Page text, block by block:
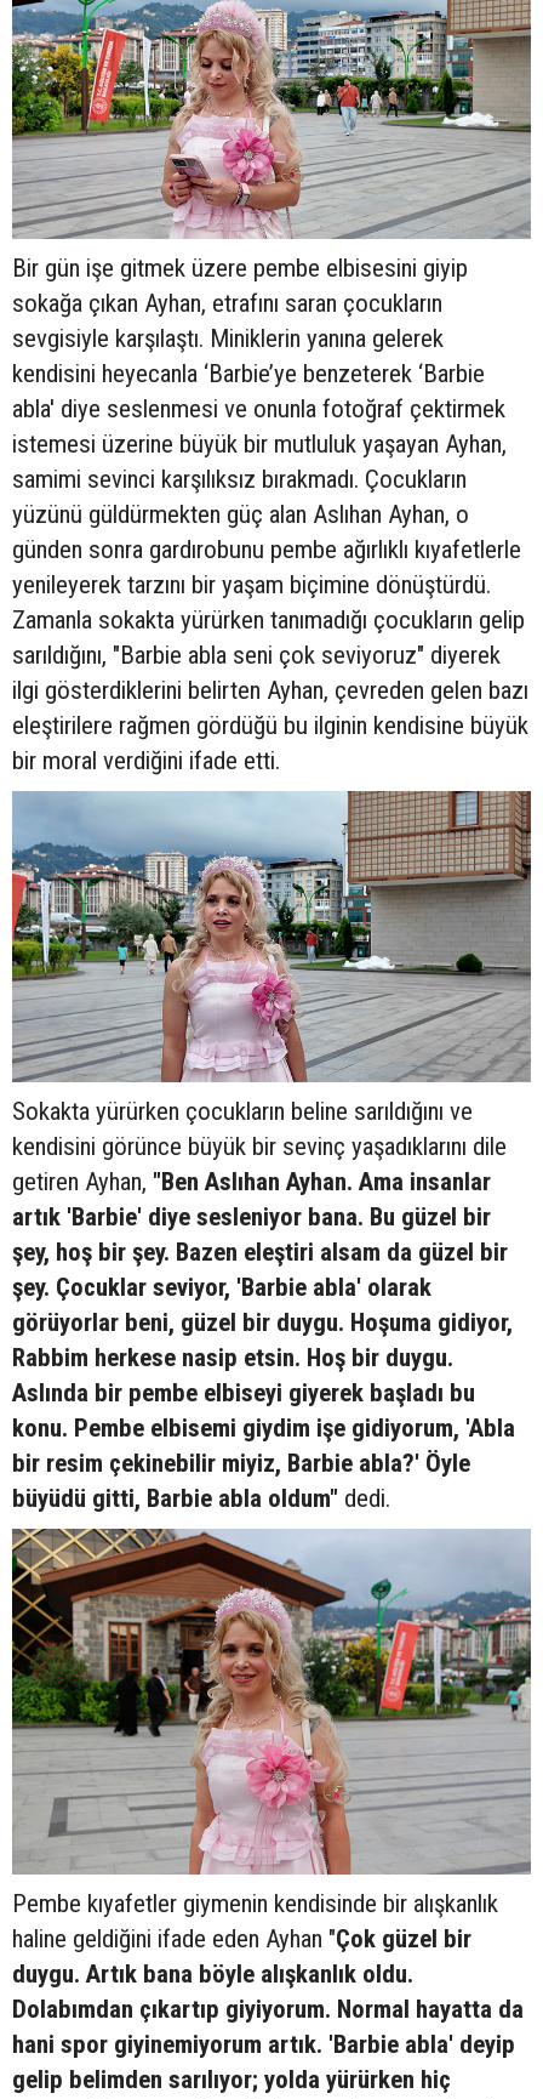
Bir gün işe gitmek üzere pembe elbisesini giyip
sokağa çıkan Ayhan, etrafını saran çocukların
sevgisiyle karşılaştı. Miniklerin yanına gelerek
kendisini heyecanla ‘Barbie’ye benzeterek ‘Barbie
abla' diye seslenmesi ve onunla fotoğraf çektirmek
istemesi üzerine büyük bir mutluluk yaşayan Ayhan,
samimi sevinci karşılıksız bırakmadı. Çocukların
yüzünü güldürmekten güç alan Aslıhan Ayhan, o
günden sonra gardırobunu pembe ağırlıklı kıyafetlerle
yenileyerek tarzını bir yaşam biçimine dönüştürdü.
Zamanla sokakta yürürken tanımadığı çocukların gelip
sarıldığını, "Barbie abla seni çok seviyoruz" diyerek
ilgi gösterdiklerini belirten Ayhan, çevreden gelen bazı
eleştirilere rağmen gördüğü bu ilginin kendisine büyük
bir moral verdiğini ifade etti.
Sokakta yürürken çocukların beline sarıldığını ve
kendisini görünce büyük bir sevinç yaşadıklarını dile
getiren Ayhan, "Ben Aslıhan Ayhan. Ama insanlar
artık 'Barbie' diye sesleniyor bana. Bu güzel bir
şey, hoş bir şey. Bazen eleştiri alsam da güzel bir
şey. Çocuklar seviyor, 'Barbie abla' olarak
görüyorlar beni, güzel bir duygu. Hoşuma gidiyor,
Rabbim herkese nasip etsin. Hoş bir duygu.
Aslında bir pembe elbiseyi giyerek başladı bu
konu. Pembe elbisemi giydim işe gidiyorum, 'Abla
bir resim çekinebilir miyiz, Barbie abla?' Öyle
büyüdü gitti, Barbie abla oldum" dedi.
Pembe kıyafetler giymenin kendisinde bir alışkanlık
haline geldiğini ifade eden Ayhan "Çok güzel bir
duygu. Artık bana böyle alışkanlık oldu.
Dolabımdan çıkartıp giyiyorum. Normal hayatta da
hani spor giyinemiyorum artık. 'Barbie abla' deyip
gelip belimden sarılıyor; yolda yürürken hiç